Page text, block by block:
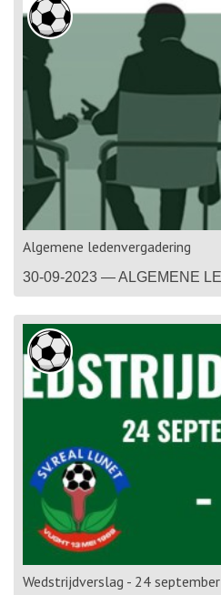
Algemene ledenvergadering
Wedstrijdverslag - 24 september